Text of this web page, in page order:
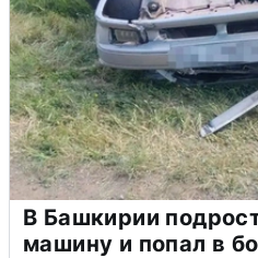
В Башкирии
машину и попал в